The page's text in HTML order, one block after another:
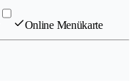
Online Menükarte